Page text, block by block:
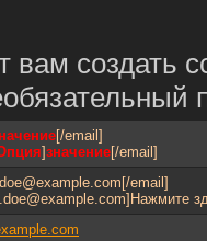
вам создать
[/email]
]значение[/email]
email]